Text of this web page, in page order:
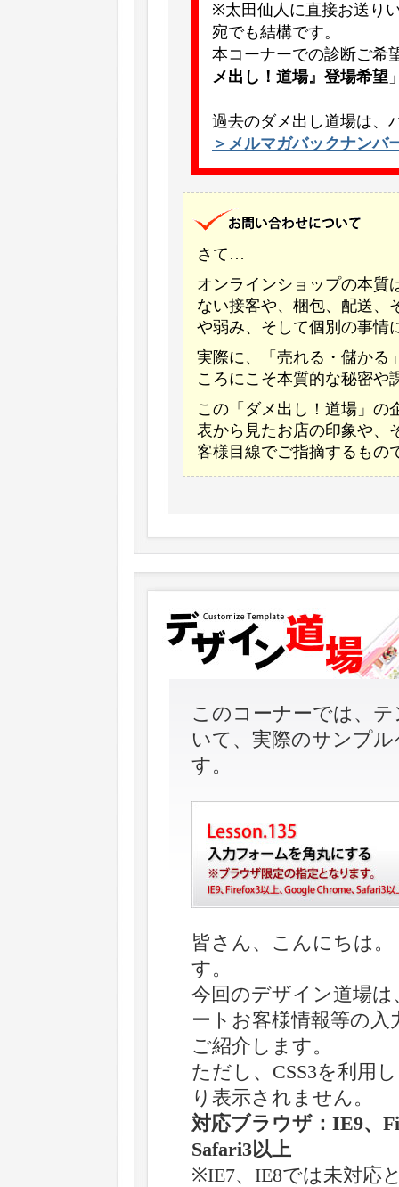
※太田仙人に直接お送り
宛でも結構です。
本コーナーでの診断ご希
メ出し！道場』登場希望
過去のダメ出し道場は、
＞メルマガバックナンバ
さて…
オンラインショップの本質
ない接客や、梱包、配送、
や弱み、そして個別の事情
実際に、「売れる・儲かる
ころにこそ本質的な秘密や
この「ダメ出し！道場」の
表から見たお店の印象や、
客様目線でご指摘するもの
このコーナーでは、
いて、実際のサンプ
す。
皆さん、こんにちは
す。
今回のデザイン道場
ートお客様情報等の
ご紹介します。
ただし、CSS3を利用
り表示されません。
対応ブラウザ：IE9、
Safari3以上
※IE7、IE8では未対応